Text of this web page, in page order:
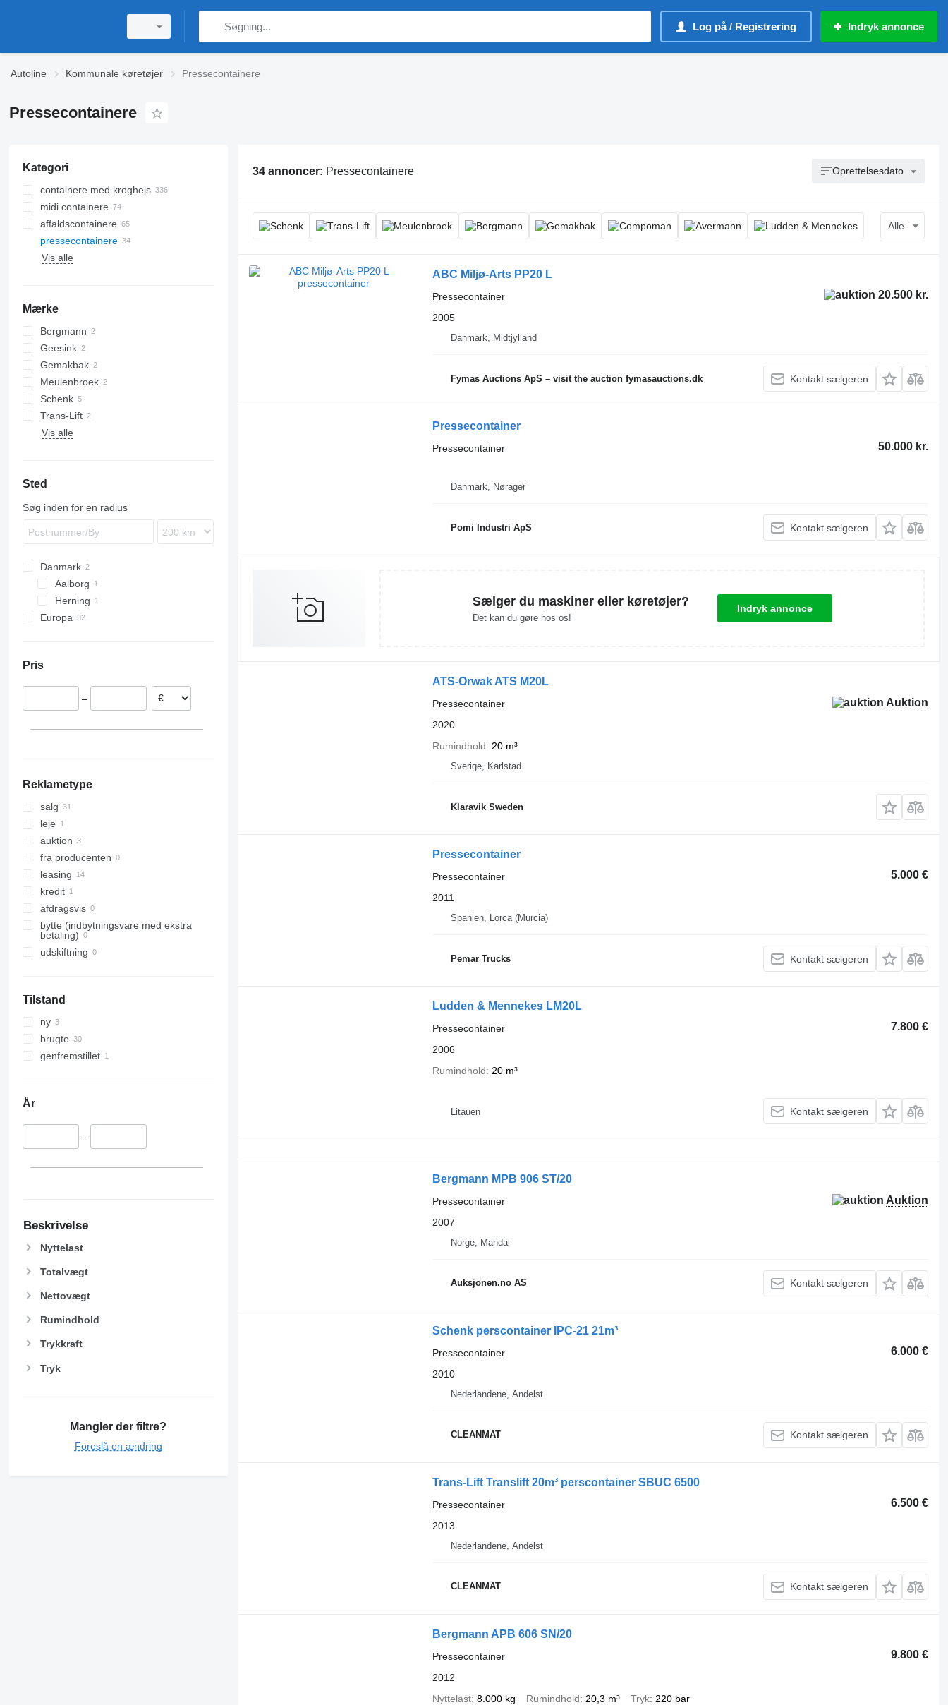
Log på / Registrering Indryk annonce
Autoline Kommunale køretøjer Pressecontainere
Pressecontainere
Kategori
containere med kroghejs
midi containere
affaldscontainere
pressecontainere
Vis alle
Mærke
Bergmann
Geesink
Gemakbak
Meulenbroek
Schenk
Trans-Lift
Vis alle
Sted
Søg inden for en radius
Danmark
Aalborg
Herning
Europa
Sverige
Tjekkiet
Pris
–
Reklametype
salg
leje
auktion
fra producenten
leasing
kredit
afdragsvis
bytte (indbytningsvare med ekstra
betaling)
udskiftning
Tilstand
ny
brugte
genfremstillet
År
–
Beskrivelse
Nyttelast
Totalvægt
Nettovægt
Rumindhold
Trykkraft
Tryk
Mangler der filtre?
Foreslå en ændring
34 annoncer: Pressecontainere Oprettelsesdato
Alle
ABC Miljø-Arts PP20 L
20.500 kr.
Pressecontainer
2005
Danmark, Midtjylland
Fymas Auctions ApS – visit the auction fymasauctions.dk Kontakt sælgeren
Pressecontainer
50.000 kr.
Pressecontainer
Danmark, Nørager
Pomi Industri ApS Kontakt sælgeren
Sælger du maskiner eller køretøjer?
Det kan du gøre hos os!
Indryk annonce
ATS-Orwak ATS M20L
Auktion
Pressecontainer
2020
Rumindhold
20 m³
Sverige, Karlstad
Klaravik Sweden
Pressecontainer
5.000 €
Pressecontainer
2011
Spanien, Lorca (Murcia)
Pemar Trucks Kontakt sælgeren
Ludden & Mennekes LM20L
7.800 €
Pressecontainer
2006
Rumindhold
20 m³
Litauen Kontakt sælgeren
Bergmann MPB 906 ST/20
Auktion
Pressecontainer
2007
Norge, Mandal
Auksjonen.no AS Kontakt sælgeren
Schenk perscontainer IPC-21 21m³
6.000 €
Pressecontainer
2010
Nederlandene, Andelst
CLEANMAT Kontakt sælgeren
Trans-Lift Translift 20m³ perscontainer SBUC 6500
6.500 €
Pressecontainer
2013
Nederlandene, Andelst
CLEANMAT Kontakt sælgeren
Bergmann APB 606 SN/20
9.800 €
Pressecontainer
2012
Nyttelast 8.000 kg Rumindhold 20,3 m³ Tryk 220 bar